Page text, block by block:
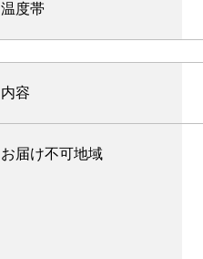
温度帯
内容
お届け不可地域